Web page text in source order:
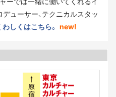
ューサー、テクニカルスタッ
わしくはこちら。 new!